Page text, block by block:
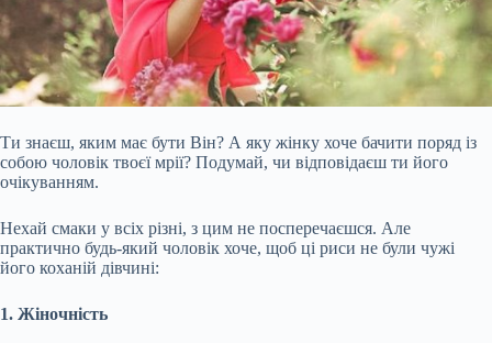
Ти знаєш, яким має бути Він? А яку жінку хоче бачити поряд із
собою чоловік твоєї мрії? Подумай, чи відповідаєш ти його
очікуванням.
Нехай смаки у всіх різні, з цим не посперечаєшся. Але
практично будь-який чоловік хоче, щоб ці риси не були чужі
його коханій дівчині:
1. Жіночність